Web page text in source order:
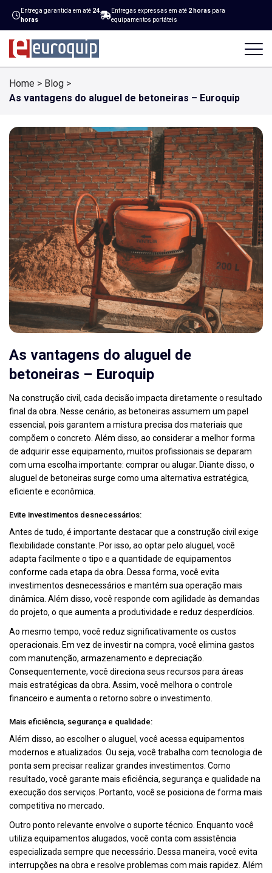
Entrega garantida em até 24
horas
Entregas expressas em até 2 horas para
equipamentos portáteis
Home > Blog >
As vantagens do aluguel de betoneiras – Euroquip
As vantagens do aluguel de
betoneiras – Euroquip
Na construção civil, cada decisão impacta diretamente o resultado
final da obra. Nesse cenário, as betoneiras assumem um papel
essencial, pois garantem a mistura precisa dos materiais que
compõem o concreto. Além disso, ao considerar a melhor forma
de adquirir esse equipamento, muitos profissionais se deparam
com uma escolha importante: comprar ou alugar. Diante disso, o
aluguel de betoneiras surge como uma alternativa estratégica,
eficiente e econômica.
Evite investimentos desnecessários:
Antes de tudo, é importante destacar que a construção civil exige
flexibilidade constante. Por isso, ao optar pelo aluguel, você
adapta facilmente o tipo e a quantidade de equipamentos
conforme cada etapa da obra. Dessa forma, você evita
investimentos desnecessários e mantém sua operação mais
dinâmica. Além disso, você responde com agilidade às demandas
do projeto, o que aumenta a produtividade e reduz desperdícios.
Ao mesmo tempo, você reduz significativamente os custos
operacionais. Em vez de investir na compra, você elimina gastos
com manutenção, armazenamento e depreciação.
Consequentemente, você direciona seus recursos para áreas
mais estratégicas da obra. Assim, você melhora o controle
financeiro e aumenta o retorno sobre o investimento.
Mais eficiência, segurança e qualidade:
Além disso, ao escolher o aluguel, você acessa equipamentos
modernos e atualizados. Ou seja, você trabalha com tecnologia de
ponta sem precisar realizar grandes investimentos. Como
resultado, você garante mais eficiência, segurança e qualidade na
execução dos serviços. Portanto, você se posiciona de forma mais
competitiva no mercado.
Outro ponto relevante envolve o suporte técnico. Enquanto você
utiliza equipamentos alugados, você conta com assistência
especializada sempre que necessário. Dessa maneira, você evita
interrupções na obra e resolve problemas com mais rapidez. Além